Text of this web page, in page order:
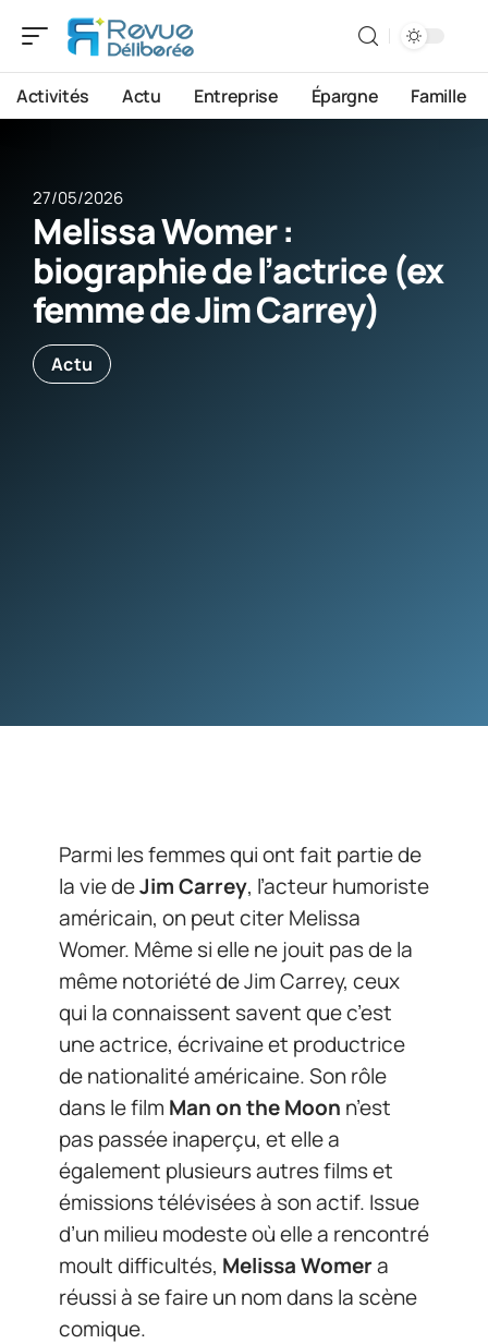
Activités Actu Entreprise Épargne Famille
27/05/2026
Melissa Womer :
biographie de l’actrice (ex
femme de Jim Carrey)
Actu
Parmi les femmes qui ont fait partie de
la vie deJim Carrey, l’acteur humoriste
américain, on peut citer Melissa
Womer. Même si elle ne jouit pas de la
même notoriété de Jim Carrey, ceux
qui la connaissent savent que c’est
une actrice, écrivaine et productrice
de nationalité américaine. Son rôle
dans le film Man on the Moon n’est
pas passée inaperçu, et elle a
également plusieurs autres films et
émissions télévisées à son actif. Issue
d’un milieu modeste où elle a rencontré
moult difficultés, Melissa Womera
réussi à se faire un nom dans la scène
comique.